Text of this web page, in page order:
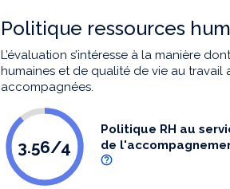
Politique ressources
L’évaluation s’intéresse à la manière
humaines et de qualité de vie au travail
accompagnées.
3.56/4
Politique RH au
de